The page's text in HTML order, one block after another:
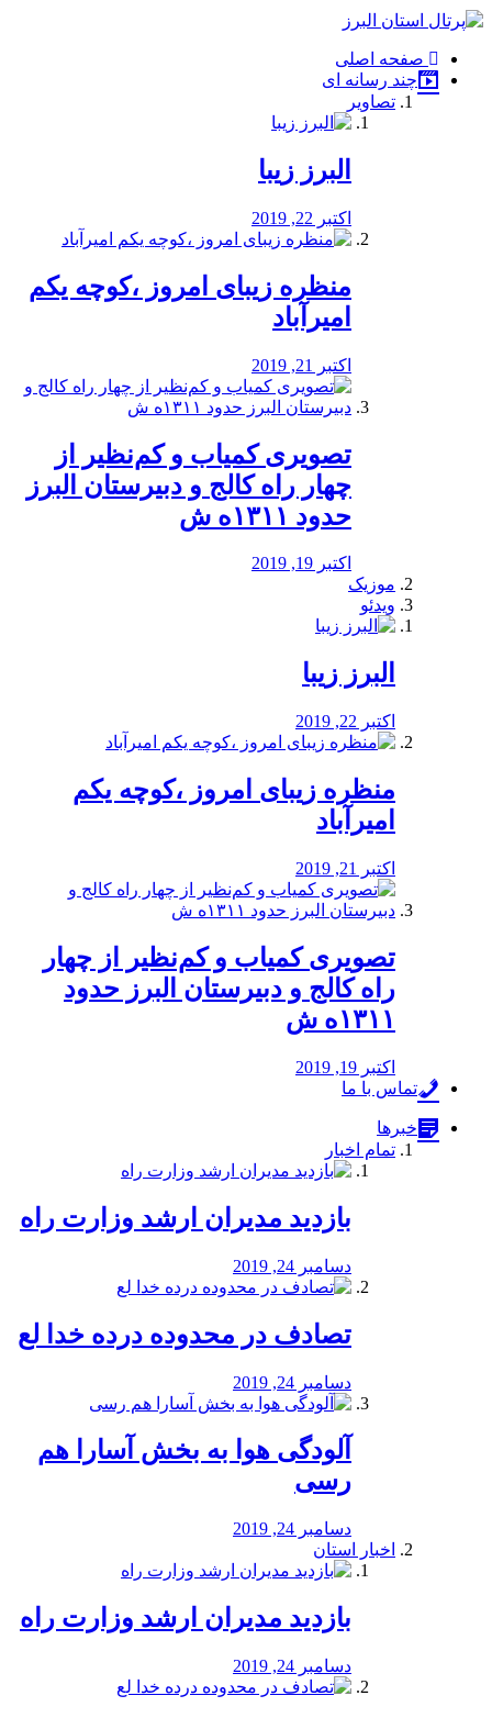
فصد
شرق
تهران
خشکشویی
صفحه اصلی
چند رسانه ای
تصاویر
البرز زیبا
اکتبر 22, 2019
منظره‌‌ زیبای امروز ،کوچه یکم
امیرآباد
اکتبر 21, 2019
️تصویری کمیاب و کم‌نظیر از
چهار راه كالج و دبيرستان البرز
حدود ۱۳۱۱ه ش
اکتبر 19, 2019
موزیک
ویدئو
البرز زیبا
اکتبر 22, 2019
منظره‌‌ زیبای امروز ،کوچه یکم
امیرآباد
اکتبر 21, 2019
️تصویری کمیاب و کم‌نظیر از چهار
راه كالج و دبيرستان البرز حدود
۱۳۱۱ه ش
اکتبر 19, 2019
تماس با ما
خبرها
تمام اخبار
بازدید مدیران ارشد وزارت راه
دسامبر 24, 2019
تصادف در محدوده درده خدا لع
دسامبر 24, 2019
آلودگی هوا به بخش آسارا هم
رسی
دسامبر 24, 2019
اخبار استان
بازدید مدیران ارشد وزارت راه
دسامبر 24, 2019